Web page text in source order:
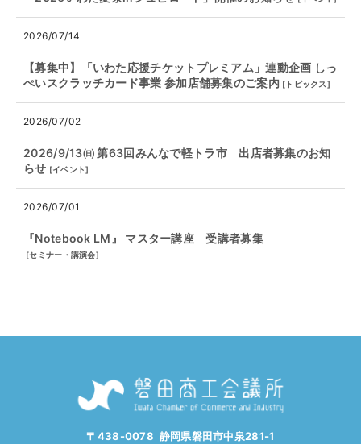
2026/07/14
【募集中】「いわた応援チケットプレミアム」連動企画 しっ
ぺいスクラッチカード事業 参加店舗募集のご案内 [ トピックス]
2026/07/02
2026/9/13㈰ 第63回みんなで軽トラ市 出店者募集のお知
らせ [イベント]
2026/07/01
『Notebook LM』 マスター講座 受講者募集
[セミナー・講演会]
〒438-0078 静岡県磐田市中泉281-1